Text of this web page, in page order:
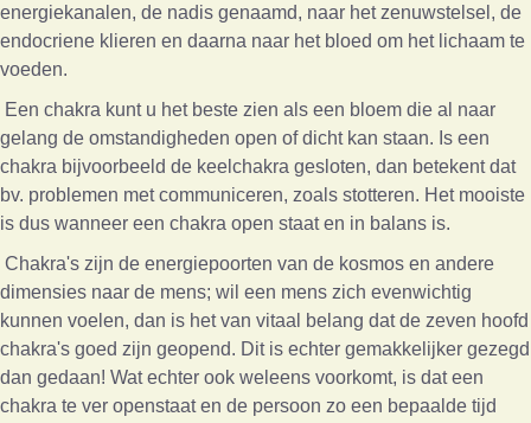
energiekanalen, de nadis genaamd, naar het zenuwstelsel, de
endocriene klieren en daarna naar het bloed om het lichaam te
voeden.
Een chakra kunt u het beste zien als een bloem die al naar
gelang de omstandigheden open of dicht kan staan. Is een
chakra bijvoorbeeld de keelchakra gesloten, dan betekent dat
bv. problemen met communiceren, zoals stotteren. Het mooiste
is dus wanneer een chakra open staat en in balans is.
Chakra's zijn de energiepoorten van de kosmos en andere
dimensies naar de mens; wil een mens zich evenwichtig
kunnen voelen, dan is het van vitaal belang dat de zeven hoofd
chakra's goed zijn geopend. Dit is echter gemakkelijker gezegd
dan gedaan! Wat echter ook weleens voorkomt, is dat een
chakra te ver openstaat en de persoon zo een bepaalde tijd